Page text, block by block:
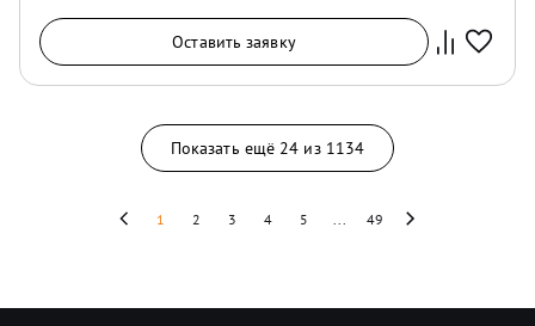
Оставить заявку
Показать ещё 24 из 1134
1 2 3 4 5 49